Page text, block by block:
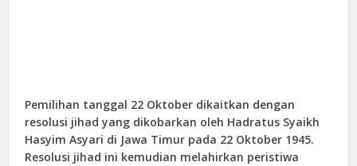
Pemilihan tanggal 22 Oktober dikaitkan dengan
resolusi jihad yang dikobarkan oleh Hadratus Syaikh
Hasyim Asyari di Jawa Timur pada 22 Oktober 1945.
Resolusi jihad ini kemudian melahirkan peristiwa